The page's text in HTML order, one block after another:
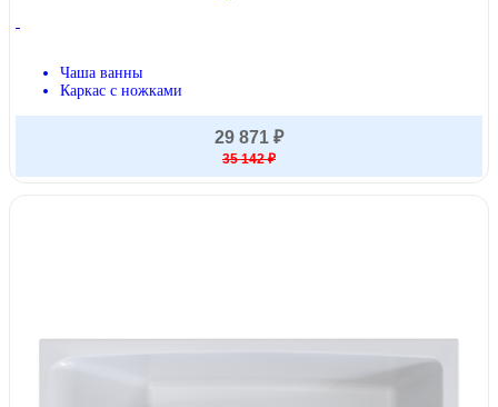
Чаша ванны
Каркас с ножками
29 871 ₽
35 142 ₽